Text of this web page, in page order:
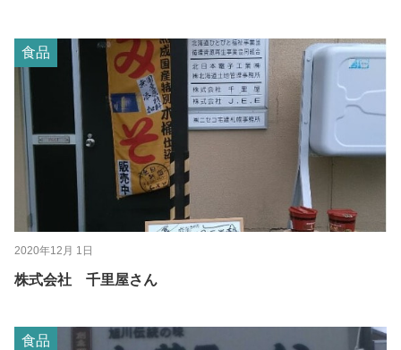
食品
2020年12月 1日
株式会社 千里屋さん
食品